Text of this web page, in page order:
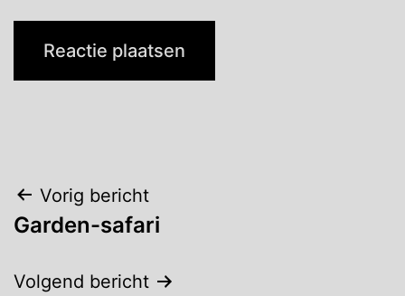
Bericht
navigatie
Vorig bericht
Garden-safari
Volgend bericht